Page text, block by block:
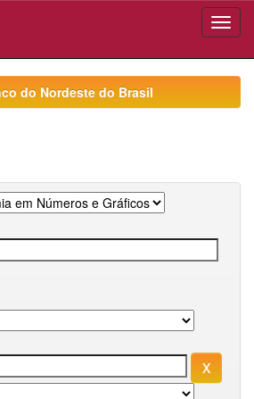
do Nordeste do Brasil